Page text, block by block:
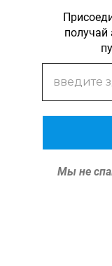
получай
Мы не